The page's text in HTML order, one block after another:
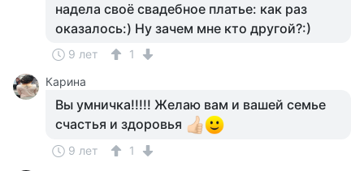
надела своё свадебное платье: как раз
оказалось:) Ну зачем мне кто другой?:)
9 лет
1
Карина
Вы умничка!!!!! Желаю вам и вашей семье
счастья и здоровья
9 лет
1